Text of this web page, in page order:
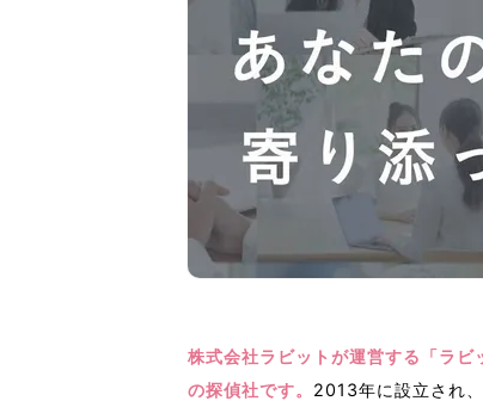
株式会社ラビットが運営する「ラ
の探偵社です。 2013年に設立され